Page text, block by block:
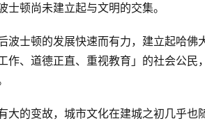
士顿尚未建立起与文明的交集。
波士顿的发展快速而有力，建立起哈
工作、道德正直、重视教育」的社会公
大的变故，城市文化在建城之初几乎